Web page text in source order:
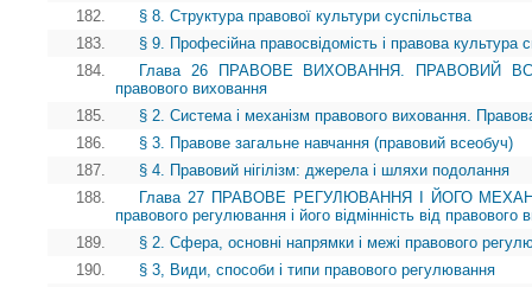
182.
§ 8. Структура правової культури суспільства
183.
§ 9. Професійна правосвідомість і правова культура
184.
Глава 26 ПРАВОВЕ ВИХОВАННЯ. ПРАВОВИЙ
правового виховання
185.
§ 2. Система і механізм правового виховання.
186.
§ 3. Правове загальне навчання (правовий всеобуч)
187.
§ 4. Правовий нігілізм: джерела і шляхи подолання
188.
Глава 27 ПРАВОВЕ РЕГУЛЮВАННЯ І ЙОГО
правового регулювання і його відмінність від правового
189.
§ 2. Сфера, основні напрямки і межі правового
190.
§ 3, Види, способи і типи правового регулювання